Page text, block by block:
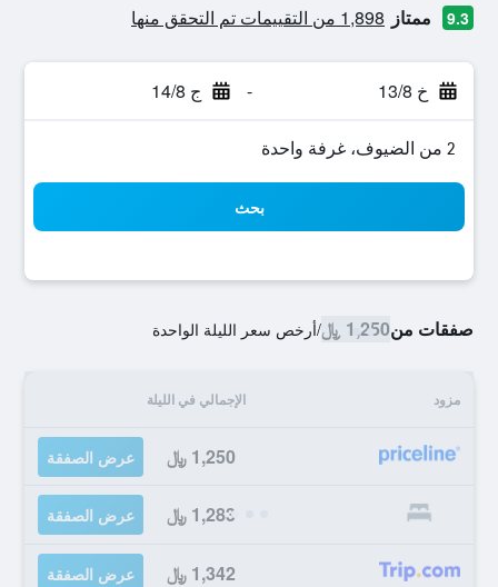
9.3 ممتاز 1,898 من التقييمات تم التحقق منها
خ 13/8 - ج 14/8
2 من الضيوف، غرفة واحدة
بحث
صفقات من1,250 ﷼ /أرخص سعر الليلة الواحدة
مزود الإجمالي في الليلة
1,250 ﷼ عرض الصفقة
1,283 ﷼ عرض الصفقة
1,342 ﷼ عرض الصفقة